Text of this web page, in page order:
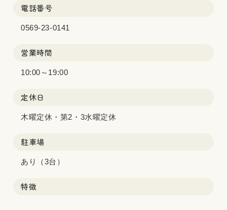
電話番号
0569-23-0141
営業時間
10:00～19:00
定休日
木曜定休・第2・3水曜定休
駐車場
あり（3台）
特徴